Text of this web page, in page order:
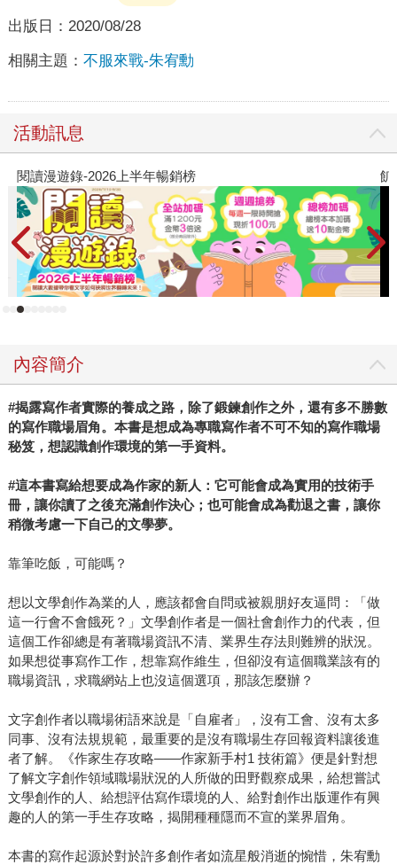
出版日： 2020/08/28
相關主題： 不服來戰-朱宥勳
活動訊息
閱讀漫遊錄-2026上半年暢銷榜 飢
內容簡介
#揭露寫作者實際的養成之路，除了鍛鍊創作之外，還有多不勝數
的寫作職場眉角。本書是想成為專職寫作者不可不知的寫作職場
秘笈，想認識創作環境的第一手資料。
#這本書寫給想要成為作家的新人：它可能會成為實用的技術手
冊，讓你讀了之後充滿創作決心；也可能會成為勸退之書，讓你
稍微考慮一下自己的文學夢。
靠筆吃飯，可能嗎？
想以文學創作為業的人，應該都會自問或被親朋好友逼問：「做
這一行會不會餓死？」文學創作者是一個社會創作力的代表，但
這個工作卻總是有著職場資訊不清、業界生存法則難辨的狀況。
如果想從事寫作工作，想靠寫作維生，但卻沒有這個職業該有的
職場資訊，求職網站上也沒這個選項，那該怎麼辦？
文字創作者以職場術語來說是「自雇者」，沒有工會、沒有太多
同事、沒有法規規範，最重要的是沒有職場生存回報資料讓後進
者了解。《作家生存攻略——作家新手村1 技術篇》便是針對想
了解文字創作領域職場狀況的人所做的田野觀察成果，給想嘗試
文學創作的人、給想評估寫作環境的人、給對創作出版運作有興
趣的人的第一手生存攻略，揭開種種隱而不宣的業界眉角。
本書的寫作起源於對於許多創作者如流星般消逝的惋惜，朱宥勳